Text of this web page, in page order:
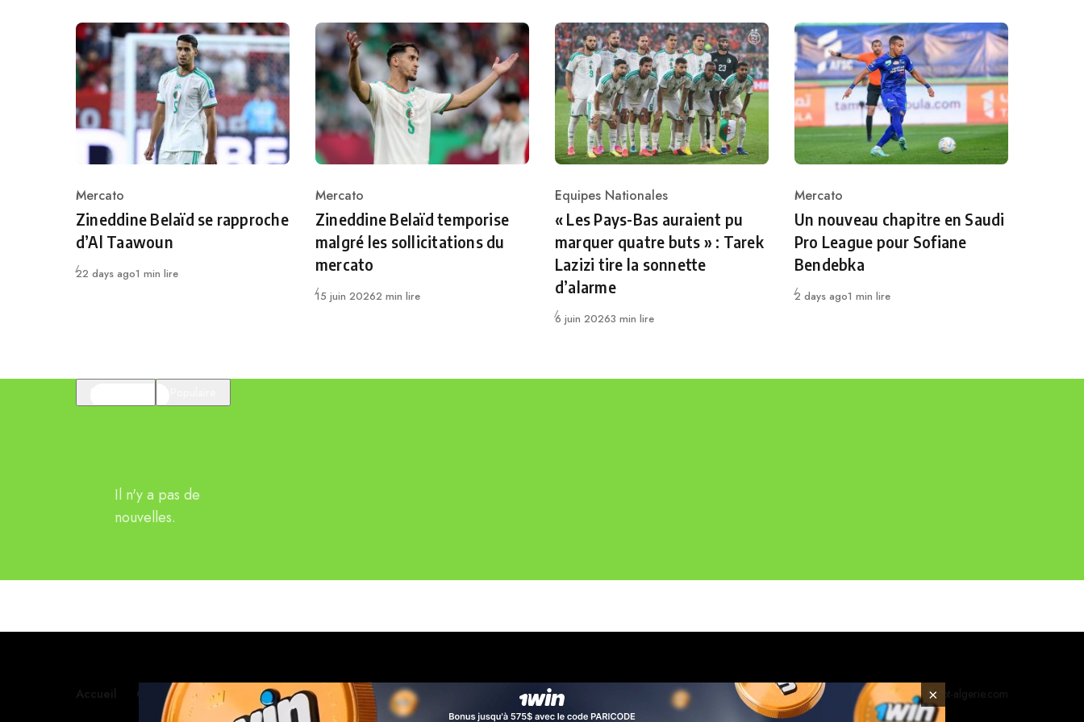
Category
Mercato
Zineddine Belaïd se rapproche
d’Al Taawoun
Publié
22 days ago1 min lire
Category
Mercato
Zineddine Belaïd temporise
malgré les sollicitations du
mercato
Publié
15 juin 20262 min lire
Category
Equipes Nationales
« Les Pays-Bas auraient pu
marquer quatre buts » : Tarek
Lazizi tire la sonnette
d’alarme
Publié
6 juin 20263 min lire
Category
Mercato
Un nouveau chapitre en Saudi
Pro League pour Sofiane
Bendebka
Publié
2 days ago1 min lire
Il n'y a pas de
nouvelles.
Accueil Contactez-nous © 2026 foot-algerie.com
×